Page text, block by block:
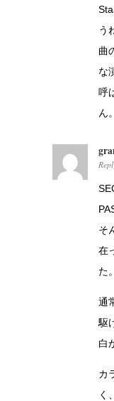
う
曲
な
呼
ん。
そ
在
た。
通
駆
白
カ
く